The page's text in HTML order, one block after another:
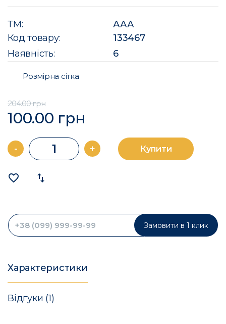
ТМ:
ААА
Код товару:
133467
Наявність:
6
Розмірна сітка
204.00 грн
100.00 грн
- + Купити
favorite_border import_export
Замовити в 1 клик
Характеристики
Відгуки (1)